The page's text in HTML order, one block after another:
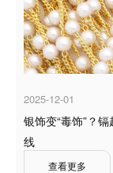
2025-12-01
银饰变“毒饰”？
线
查看更多